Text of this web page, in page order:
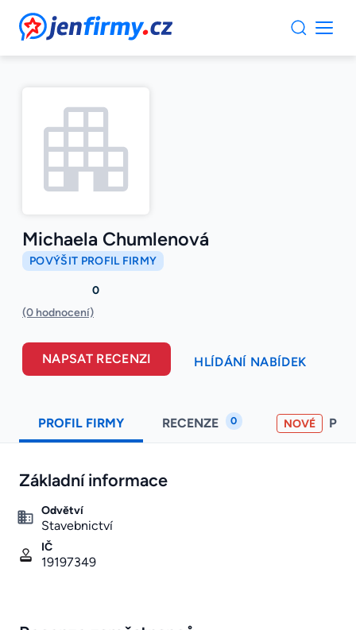
JenFirmy.cz
Michaela Chumlenová
POVÝŠIT PROFIL FIRMY
0
(0 hodnocení)
NAPSAT RECENZI HLÍDÁNÍ NABÍDEK
PROFIL FIRMY RECENZE 0 NOVÉ
Základní informace
Odvětví
Stavebnictví
IČ
19197349